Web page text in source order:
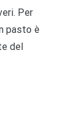
Per
pasto è
del